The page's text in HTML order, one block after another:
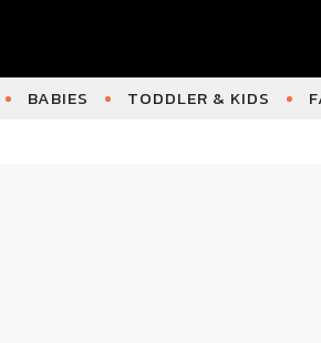
BABIES TODDLER & KIDS